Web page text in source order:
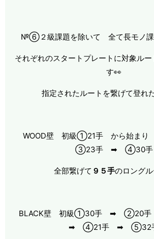
№⑥２級課題を除いて 全て長モノ課
それぞれのスタートプレートに対象ルー
す👀
指定されたルートを繋げて登れ
WOOD壁 初級①21手 から始
③23手 ➡ ④30手
全部繋げて ９５手のロングル
BLACK壁 初級①30手 ➡
➡ ④21手 ➡ ⑤32